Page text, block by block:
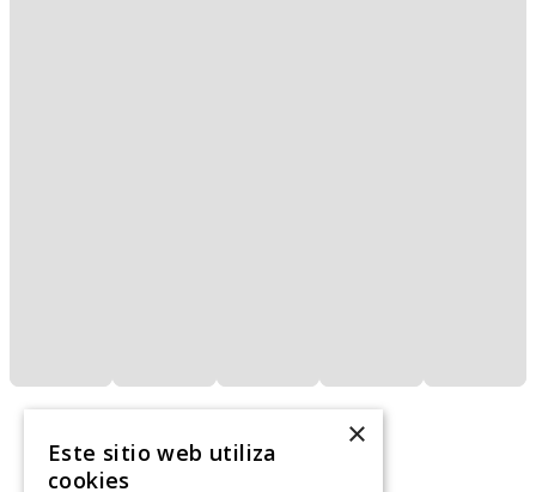
×
Este sitio web utiliza
cookies